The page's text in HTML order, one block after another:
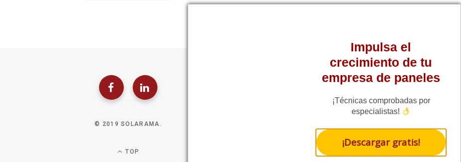
Impulsa el
crecimiento de tu
empresa de paneles
¡Técnicas comprobadas por
especialistas!
¡Descargar gratis!
© 2019 SOLARAMA.
TOP